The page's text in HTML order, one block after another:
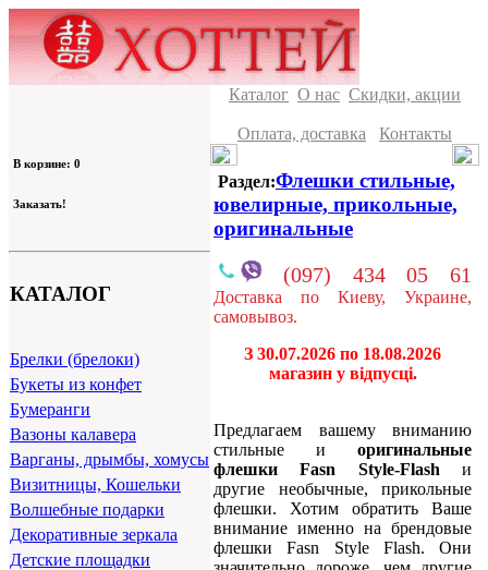
В корзине: 0
Заказать!
КАТАЛОГ
Брелки (брелоки)
Букеты из конфет
Бумеранги
Вазоны калавера
Варганы, дрымбы, хомусы
Визитницы, Кошельки
Волшебные подарки
Декоративные зеркала
Детские площадки
Каталог О нас Скидки, акции
Оплата, доставка Контакты
Раздел:Флешки стильные,
ювелирные, прикольные,
оригинальные
(097) 434 05 61
Доставка по Киеву, Украине,
самовывоз.
З 30.07.2026 по 18.08.2026
магазин у відпусці.
Предлагаем вашему вниманию
стильные и оригинальные
флешки
Fasn Style-Flash и
другие необычные, прикольные
флешки. Хотим обратить Ваше
внимание именно на брендовые
флешки Fasn Style Flash. Они